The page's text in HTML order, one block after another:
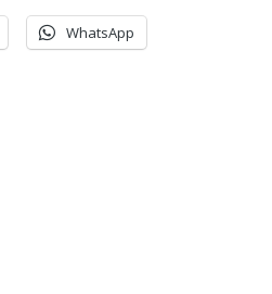
WhatsApp